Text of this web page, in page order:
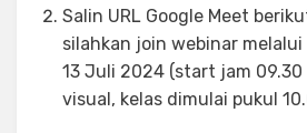
Salin URL Google Meet
silahkan join webinar
13 Juli 2024 (start jam
visual, kelas dimulai pukul